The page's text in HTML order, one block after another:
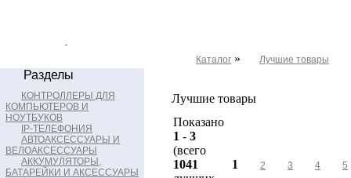
Каталог » Лучшие товары
Разделы
КОНТРОЛЛЕРЫ ДЛЯ
КОМПЬЮТЕРОВ И
НОУТБУКОВ
IP-ТЕЛЕФОНИЯ
АВТОАКСЕССУАРЫ И
ВЕЛОАКСЕССУАРЫ
АККУМУЛЯТОРЫ,
БАТАРЕЙКИ И АКСЕССУАРЫ
Лучшие товары
Показано
1 - 3
(всего
1041
1 2 3 4 5